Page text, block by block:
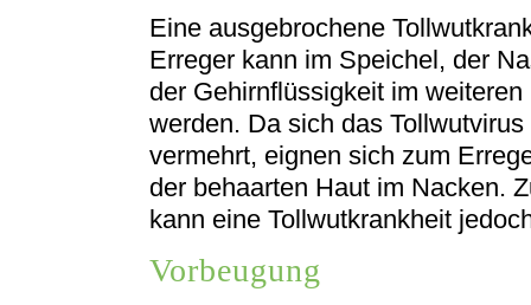
Eine ausgebrochene
Erreger kann im Speichel, der
der Gehirnflüssigkeit im
werden. Da sich das
vermehrt, eignen sich zum
der behaarten Haut im Nacken.
kann eine Tollwutkrankheit
Vorbeugung